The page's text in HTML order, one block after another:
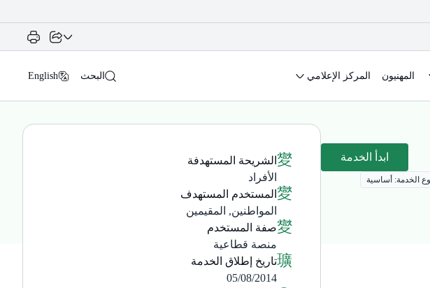
المهنيون المركز الإعلامي البحث English
ابدأ الخدمة
الخدمة: أساسية
الشريحة المستهدفة
الأفراد
المستخدم المستهدف
المواطنين, المقيمين
صفة المستخدم
منصة قطاعية
تاريخ إطلاق الخدمة
05/08/2014